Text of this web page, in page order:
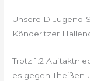
Unsere D-Jugend-
Könderitzer
Trotz 1:2
es gegen Theißen